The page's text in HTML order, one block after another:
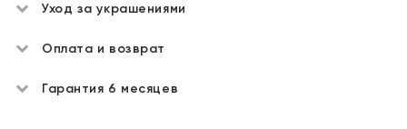
Уход за украшениями
Оплата и возврат
Гарантия 6 месяцев